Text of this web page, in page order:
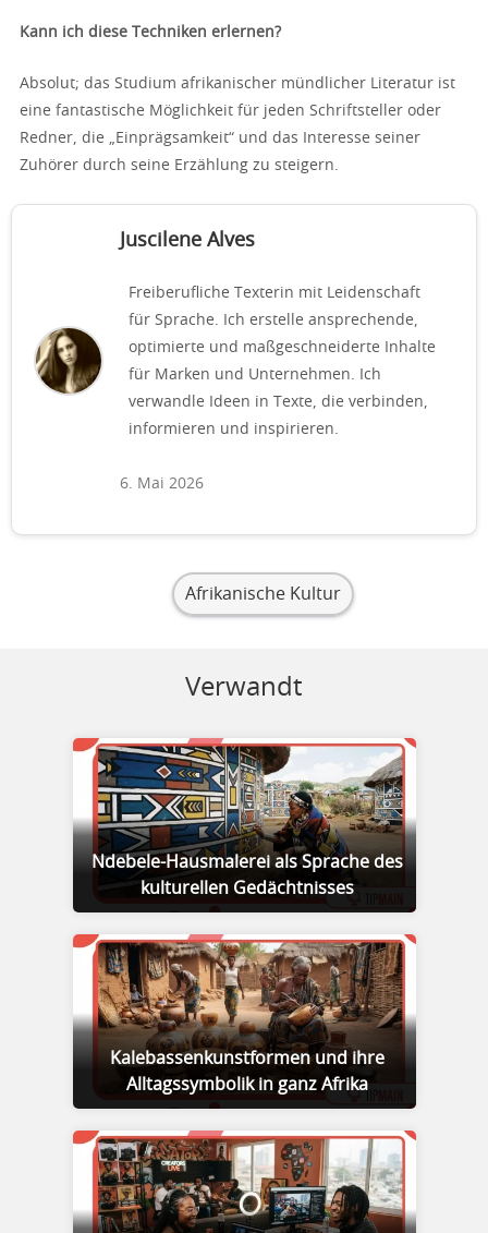
Kann ich diese Techniken erlernen?
Absolut; das Studium afrikanischer mündlicher Literatur ist
eine fantastische Möglichkeit für jeden Schriftsteller oder
Redner, die „Einprägsamkeit“ und das Interesse seiner
Zuhörer durch seine Erzählung zu steigern.
Juscilene Alves
Freiberufliche Texterin mit Leidenschaft
für Sprache. Ich erstelle ansprechende,
optimierte und maßgeschneiderte Inhalte
für Marken und Unternehmen. Ich
verwandle Ideen in Texte, die verbinden,
informieren und inspirieren.
6. Mai 2026
Afrikanische Kultur
Verwandt
Ndebele-Hausmalerei als Sprache des
kulturellen Gedächtnisses
Kalebassenkunstformen und ihre
Alltagssymbolik in ganz Afrika